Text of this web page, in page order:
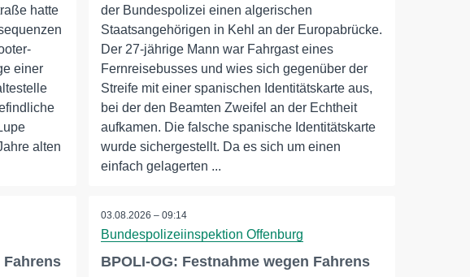
hatte
einer
alten
der Bundespolizei einen algerischen
Staatsangehörigen in Kehl an der Europabrücke.
Der 27-jährige Mann war Fahrgast eines
Fernreisebusses und wies sich gegenüber der
Streife mit einer spanischen Identitätskarte aus,
bei der den Beamten Zweifel an der Echtheit
aufkamen. Die falsche spanische Identitätskarte
wurde sichergestellt. Da es sich um einen
einfach gelagerten ...
Fahrens
03.08.2026 – 09:14
Bundespolizeiinspektion Offenburg
BPOLI-OG: Festnahme wegen Fahrens